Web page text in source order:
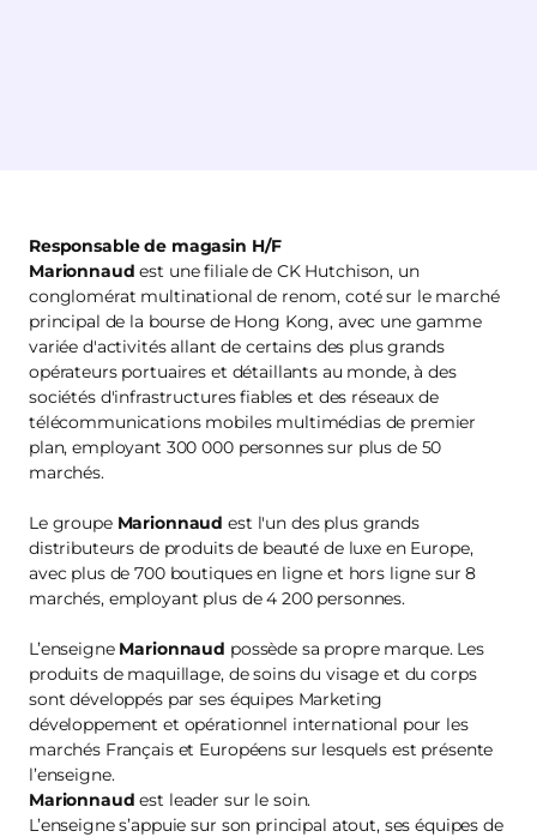
Responsable de magasin H/F
Marionnaudest une filiale de CK Hutchison, un
conglomérat multinational de renom, coté sur le marché
principal de la bourse de Hong Kong, avec une gamme
variée d'activités allant de certains des plus grands
opérateurs portuaires et détaillants au monde, à des
sociétés d'infrastructures fiables et des réseaux de
télécommunications mobiles multimédias de premier
plan, employant 300 000 personnes sur plus de 50
marchés.
Le groupe Marionnaud est l'un des plus grands
distributeurs de produits de beauté de luxe en Europe,
avec plus de 700 boutiques en ligne et hors ligne sur 8
marchés, employant plus de 4 200 personnes.
L’enseigne Marionnaud possède sa propre marque. Les
produits de maquillage, de soins du visage et du corps
sont développés par ses équipes Marketing
développement et opérationnel international pour les
marchés Français et Européens sur lesquels est présente
l’enseigne.
Marionnaud est leader sur le soin.
L’enseigne s’appuie sur son principal atout, ses équipes de